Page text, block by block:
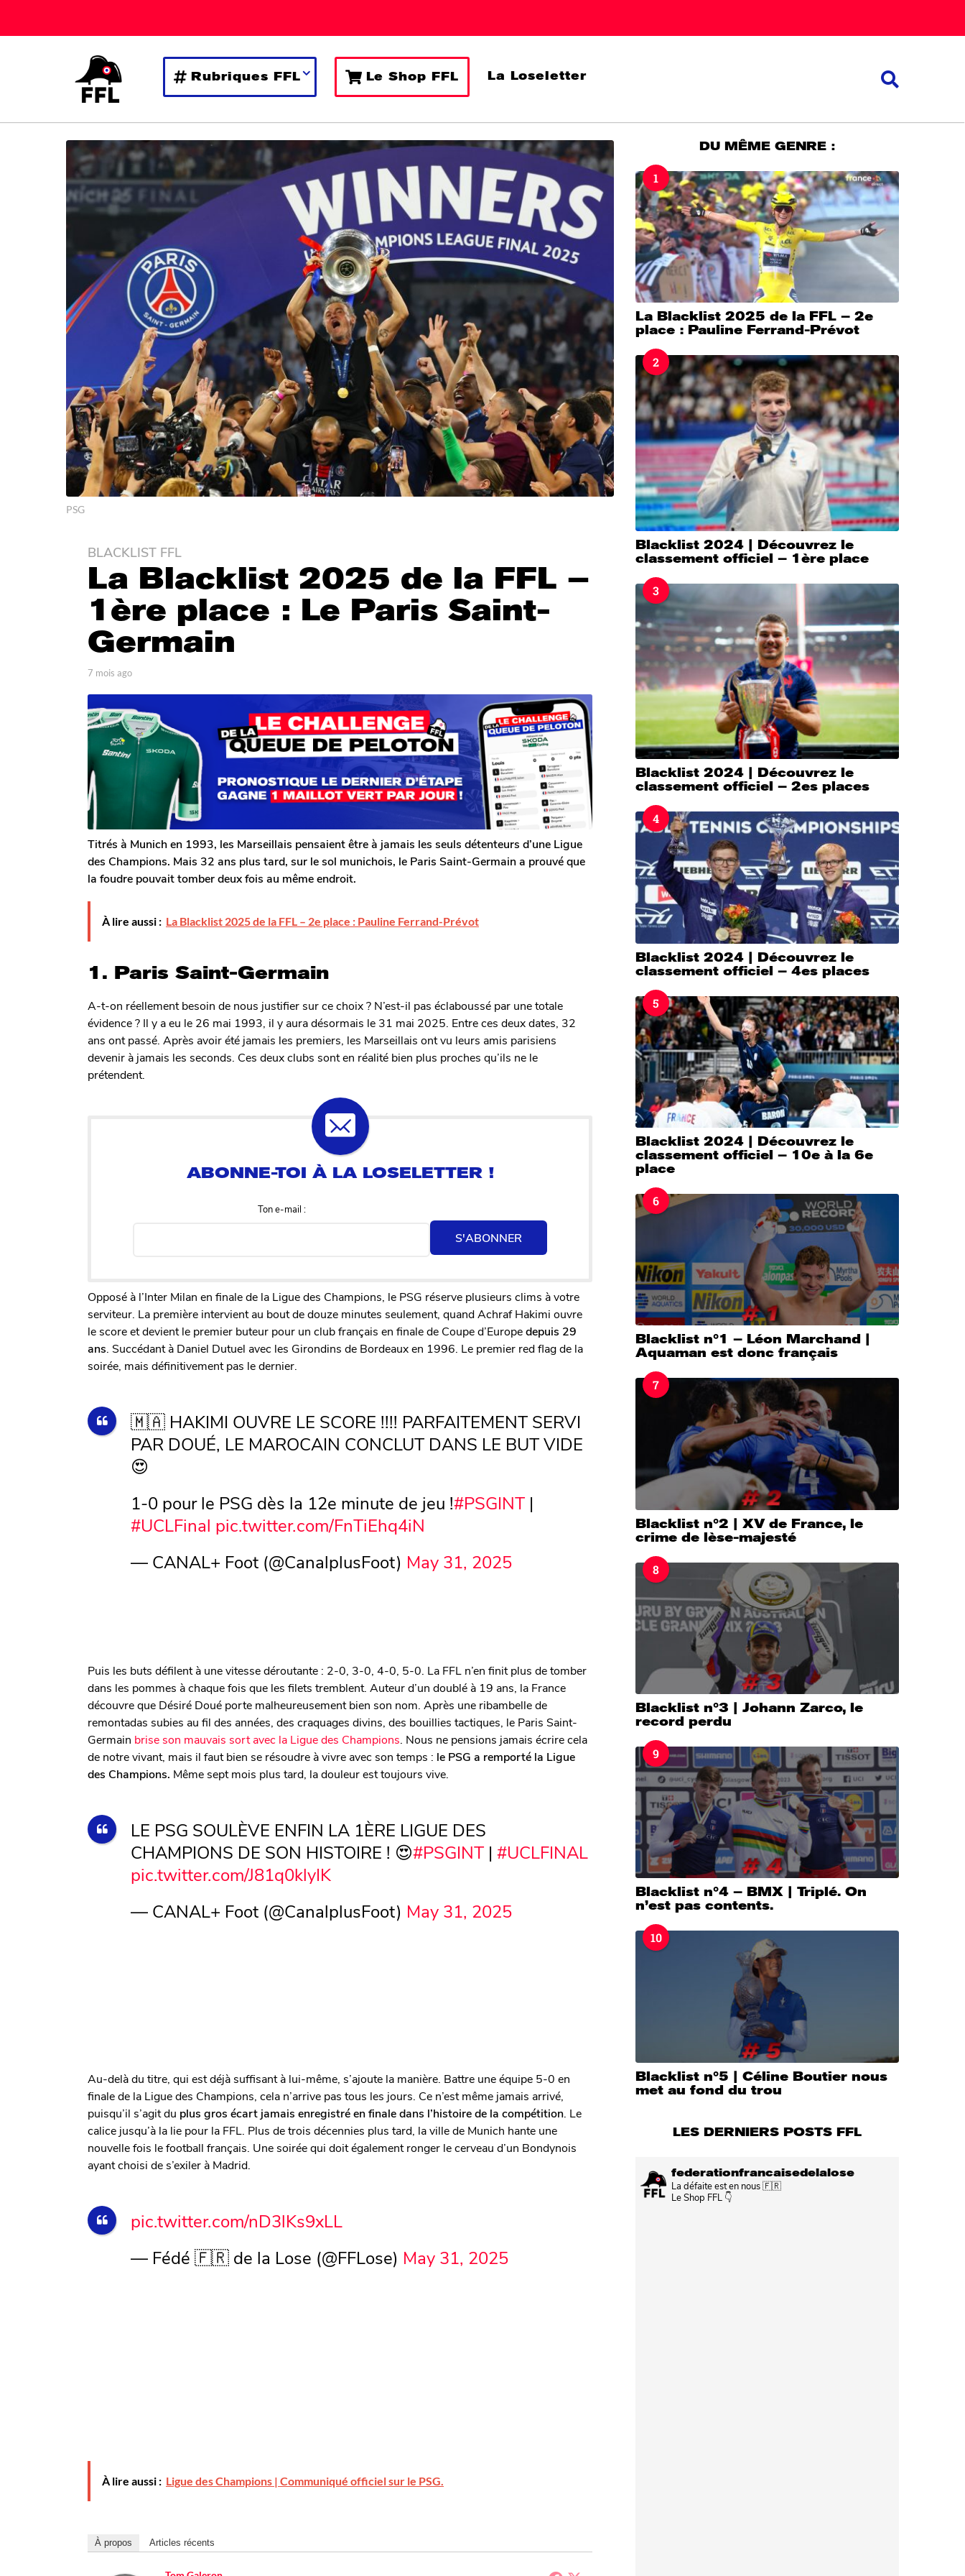
Rubriques FFL Le Shop FFL La Loseletter
PSG
7
m
o
a
g
o
m
o
i
s
a
g
o
BLACKLIST FFL
La Blacklist 2025 de la FFL –
1ère place : Le Paris Saint-
Germain
p
r
T
o
m
G
a
l
e
r
o
n
7 mois ago
i
s
a
o
Titrés à Munich en 1993, les Marseillais pensaient être à jamais les seuls détenteurs d’une Ligue
des Champions. Mais 32 ans plus tard, sur le sol munichois, le Paris Saint-Germain a prouvé que
la foudre pouvait tomber deux fois au même endroit.
À lire aussi : La Blacklist 2025 de la FFL – 2e place : Pauline Ferrand-Prévot
1. Paris Saint-Germain
A-t-on réellement besoin de nous justifier sur ce choix ? N’est-il pas éclaboussé par une totale
évidence ? Il y a eu le 26 mai 1993, il y aura désormais le 31 mai 2025. Entre ces deux dates, 32
ans ont passé. Après avoir été jamais les premiers, les Marseillais ont vu leurs amis parisiens
devenir à jamais les seconds. Ces deux clubs sont en réalité bien plus proches qu’ils ne le
prétendent.
Ton e-mail :
S'ABONNER
Opposé à l’Inter Milan en finale de la Ligue des Champions, le PSG réserve plusieurs clims à votre
serviteur. La première intervient au bout de douze minutes seulement, quand Achraf Hakimi ouvre
le score et devient le premier buteur pour un club français en finale de Coupe d’Europedepuis 29
ans . Succédant à Daniel Dutuel avec les Girondins de Bordeaux en 1996. Le premier red flag de la
soirée, mais définitivement pas le dernier.
🇲🇦 HAKIMI OUVRE LE SCORE !!!! PARFAITEMENT SERVI
PAR DOUÉ, LE MAROCAIN CONCLUT DANS LE BUT VIDE
😍
1-0 pour le PSG dès la 12e minute de jeu !#PSGINT |
#UCLFinal pic.twitter.com/FnTiEhq4iN
— CANAL+ Foot (@CanalplusFoot) May 31, 2025
Puis les buts défilent à une vitesse déroutante : 2-0, 3-0, 4-0, 5-0. La FFL n’en finit plus de tomber
dans les pommes à chaque fois que les filets tremblent. Auteur d’un doublé à 19 ans, la France
découvre que Désiré Doué porte malheureusement bien son nom. Après une ribambelle de
remontadas subies au fil des années, des craquages divins, des bouillies tactiques, le Paris Saint-
Germain brise son mauvais sort avec la Ligue des Champions . Nous ne pensions jamais écrire cela
de notre vivant, mais il faut bien se résoudre à vivre avec son temps : le PSG a remporté la Ligue
des Champions. Même sept mois plus tard, la douleur est toujours vive.
LE PSG SOULÈVE ENFIN LA 1ÈRE LIGUE DES
CHAMPIONS DE SON HISTOIRE ! 😍#PSGINT | #UCLFINAL
pic.twitter.com/J81q0klyIK
— CANAL+ Foot (@CanalplusFoot) May 31, 2025
Au-delà du titre, qui est déjà suffisant à lui-même, s’ajoute la manière. Battre une équipe 5-0 en
finale de la Ligue des Champions, cela n’arrive pas tous les jours. Ce n’est même jamais arrivé,
puisqu’il s’agit du plus gros écart jamais enregistré en finale dans l’histoire de la compétition . Le
calice jusqu’à la lie pour la FFL. Plus de trois décennies plus tard, la ville de Munich hante une
nouvelle fois le football français. Une soirée qui doit également ronger le cerveau d’un Bondynois
ayant choisi de s’exiler à Madrid.
pic.twitter.com/nD3lKs9xLL
— Fédé 🇫🇷 de la Lose (@FFLose) May 31, 2025
À lire aussi : Ligue des Champions | Communiqué officiel sur le PSG.
À propos Articles récents
DU MÊME GENRE :
1
La Blacklist 2025 de la FFL – 2e
place : Pauline Ferrand-Prévot
2
Blacklist 2024 | Découvrez le
classement officiel – 1ère place
3
Blacklist 2024 | Découvrez le
classement officiel – 2es places
4
Blacklist 2024 | Découvrez le
classement officiel – 4es places
5
Blacklist 2024 | Découvrez le
classement officiel – 10e à la 6e
place
6
Blacklist n°1 – Léon Marchand |
Aquaman est donc français
7
Blacklist n°2 | XV de France, le
crime de lèse-majesté
8
Blacklist n°3 | Johann Zarco, le
record perdu
9
Blacklist n°4 – BMX | Triplé. On
n’est pas contents.
10
Blacklist n°5 | Céline Boutier nous
met au fond du trou
LES DERNIERS POSTS FFL
federationfrancaisedelalose
La défaite est en nous 🇫🇷
Le Shop FFL 👇